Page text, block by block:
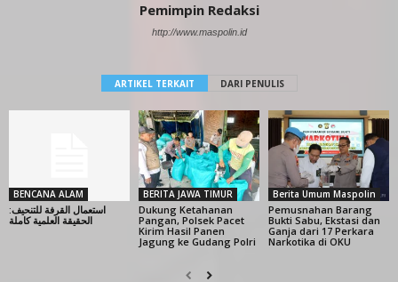
Pemimpin Redaksi
http://www.maspolin.id
ARTIKEL TERKAIT DARI PENULIS
BENCANA ALAM
استعمال القرفة للتنحيف:
الحقيقة العلمية كاملة
BERITA JAWA TIMUR
Dukung Ketahanan
Pangan, Polsek Pacet
Kirim Hasil Panen
Jagung ke Gudang Polri
Berita Umum Maspolin
Pemusnahan Barang
Bukti Sabu, Ekstasi dan
Ganja dari 17 Perkara
Narkotika di OKU